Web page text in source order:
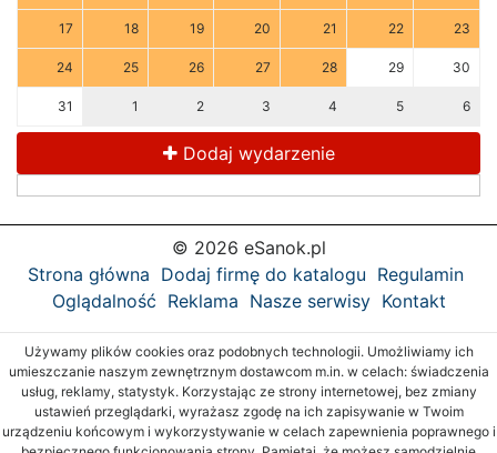
17 18 19 20 21 22 23
24 25 26 27 28 29 30
31 1 2 3 4 5 6
Dodaj wydarzenie
© 2026 eSanok.pl
Strona główna Dodaj firmę do katalogu Regulamin
Oglądalność Reklama Nasze serwisy Kontakt
Używamy plików cookies oraz podobnych technologii. Umożliwiamy ich
umieszczanie naszym zewnętrznym dostawcom m.in. w celach: świadczenia
usług, reklamy, statystyk. Korzystając ze strony internetowej, bez zmiany
ustawień przeglądarki, wyrażasz zgodę na ich zapisywanie w Twoim
urządzeniu końcowym i wykorzystywanie w celach zapewnienia poprawnego i